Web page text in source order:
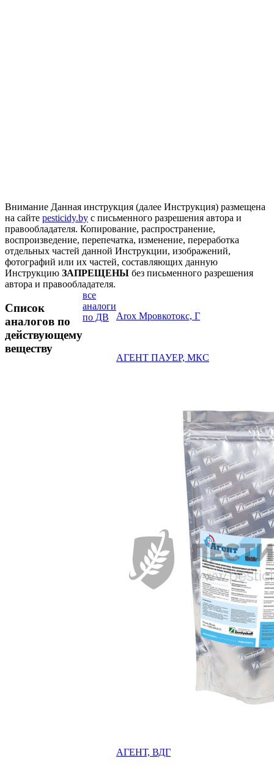
Внимание Данная инструкция (далее Инструкция) размещена
на сайте pesticidy.by с письменного разрешения автора и
правообладателя. Копирование, распространение,
воспроизведение, перепечатка, изменение, переработка
отдельных частей данной Инструкции, изображений,
фотографий или их частей, составляющих данную
Инструкцию ЗАПРЕЩЕНЫ без письменного разрешения
автора и правообладателя.
Список
аналогов по
действующему
веществу
все
аналоги
по ДВ
Arox Мровкотокс, Г
АГЕНТ ПАУЕР, МКС
АГЕНТ, ВДГ